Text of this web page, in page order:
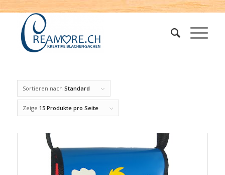
Sortieren nach Standard
Zeige 15 Produkte pro Seite